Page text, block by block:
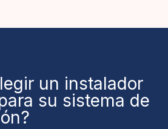
un instalador
su sistema de